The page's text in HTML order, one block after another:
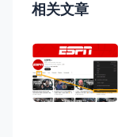
相关文章